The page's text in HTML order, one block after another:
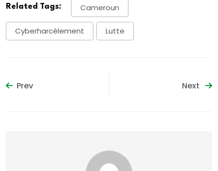
Related Tags: Cameroun
Cyberharcèlement Lutte
Prev Next